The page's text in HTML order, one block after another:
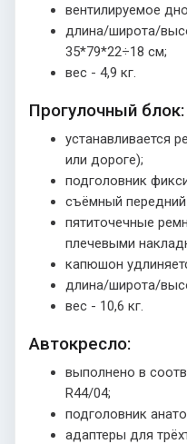
вентилируемое
длина/широта/
35*79*22÷18 см;
вес - 4,9 кг.
Прогулочный блок:
устанавливается
или дороге);
подголовник
съёмный
пятиточечные
плечевыми
капюшон
длина/широта/
вес - 10,6 кг.
Автокресло:
выполнено в
R44/04;
подголовник
адаптеры для